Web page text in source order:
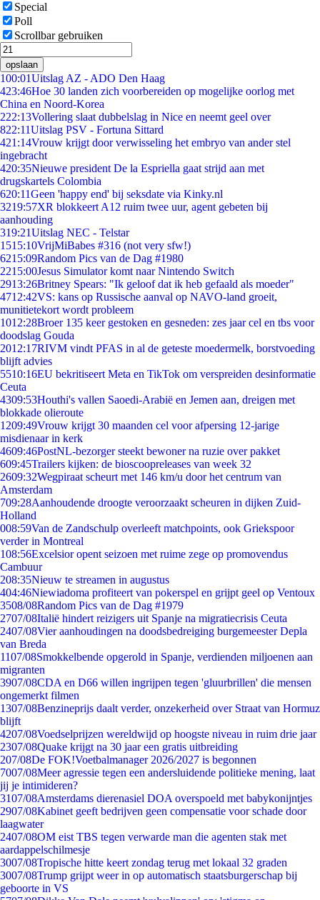
Special
Poll
Scrollbar gebruiken
opslaan
100:01Uitslag AZ - ADO Den Haag
423:46Hoe 30 landen zich voorbereiden op mogelijke oorlog met
China en Noord-Korea
222:13Vollering slaat dubbelslag in Nice en neemt geel over
822:11Uitslag PSV - Fortuna Sittard
421:14Vrouw krijgt door verwisseling het embryo van ander stel
ingebracht
420:35Nieuwe president De la Espriella gaat strijd aan met
drugskartels Colombia
620:11Geen 'happy end' bij seksdate via Kinky.nl
3219:57XR blokkeert A12 ruim twee uur, agent gebeten bij
aanhouding
319:21Uitslag NEC - Telstar
1515:10VrijMiBabes #316 (not very sfw!)
6215:09Random Pics van de Dag #1980
2215:00Jesus Simulator komt naar Nintendo Switch
2913:26Britney Spears: "Ik geloof dat ik heb gefaald als moeder"
4712:42VS: kans op Russische aanval op NAVO-land groeit,
munitietekort wordt probleem
1012:28Broer 135 keer gestoken en gesneden: zes jaar cel en tbs voor
doodslag Gouda
2012:17RIVM vindt PFAS in al de geteste moedermelk, borstvoeding
blijft advies
5510:16EU bekritiseert Meta en TikTok om verspreiden desinformatie
Ceuta
4309:53Houthi's vallen Saoedi-Arabië en Jemen aan, dreigen met
blokkade olieroute
1209:49Vrouw krijgt 30 maanden cel voor afpersing 12-jarige
misdienaar in kerk
4609:46PostNL-bezorger steekt bewoner na ruzie over pakket
609:45Trailers kijken: de bioscoopreleases van week 32
2609:32Wegpiraat scheurt met 146 km/u door het centrum van
Amsterdam
709:28Aanhoudende droogte veroorzaakt scheuren in dijken Zuid-
Holland
008:59Van de Zandschulp overleeft matchpoints, ook Griekspoor
verder in Montreal
108:56Excelsior opent seizoen met ruime zege op promovendus
Cambuur
208:35Nieuw te streamen in augustus
404:46Niewiadoma profiteert van pokerspel en grijpt geel op Ventoux
3508/08Random Pics van de Dag #1979
2707/08Italië hindert reizigers uit Spanje na migratiecrisis Ceuta
2407/08Vier aanhoudingen na doodsbedreiging burgemeester Depla
van Breda
1107/08Smokkelbende opgerold in Spanje, verdienden miljoenen aan
migranten
3907/08CDA en D66 willen ingrijpen tegen 'gluurbrillen' die mensen
ongemerkt filmen
1307/08Benzineprijs daalt verder, onzekerheid over Straat van Hormuz
blijft
4207/08Voedselprijzen wereldwijd op hoogste niveau in ruim drie jaar
2307/08Quake krijgt na 30 jaar een gratis uitbreiding
207/08De FOK!Voetbalmanager 2026/2027 is begonnen
7007/08Meer agressie tegen een andersluidende politieke mening, laat
jij je intimideren?
3107/08Amsterdams dierenasiel DOA overspoeld met babykonijntjes
2907/08Kabinet geeft bedrijven geen compensatie voor schade door
laagwater
2407/08OM eist TBS tegen verwarde man die agenten stak met
aardappelschilmesje
3007/08Tropische hitte keert zondag terug met lokaal 32 graden
3007/08Trump grijpt weer in op automatisch staatsburgerschap bij
geboorte in VS